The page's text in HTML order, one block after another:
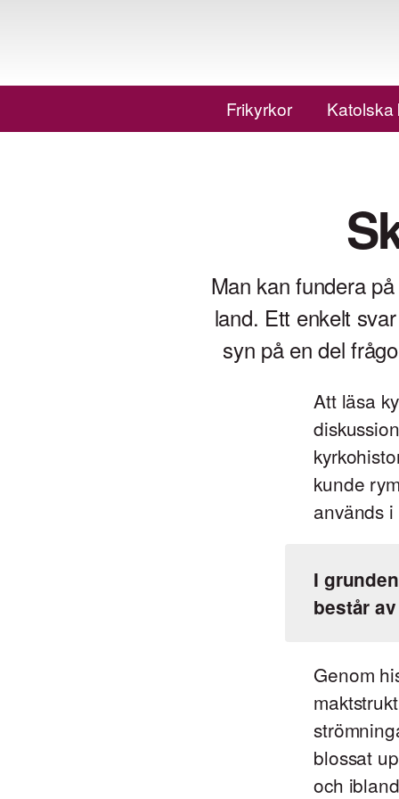
Frikyrkor Katolska
Man kan fundera
land. Ett enkelt
syn på en del
Att läsa
kunde
används
I
består
Genom
blossat
och